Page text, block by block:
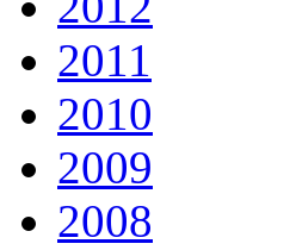
2011
2010
2009
2008